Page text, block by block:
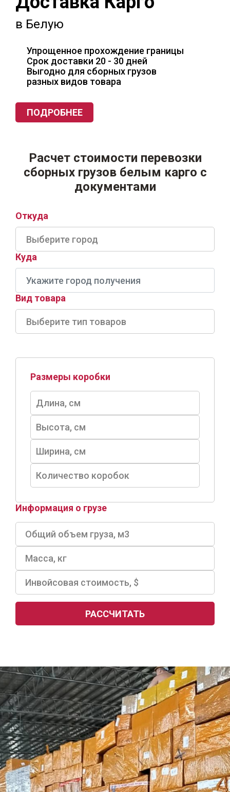
в Белую
Упрощенное прохождение границы
Срок доставки 20 - 30 дней
Выгодно для сборных грузов
разных видов товара
ПОДРОБНЕЕ
Расчет стоимости перевозки
сборных грузов белым карго с
документами
Откуда
Куда
Вид товара
Размеры коробки
Информация о грузе
РАССЧИТАТЬ